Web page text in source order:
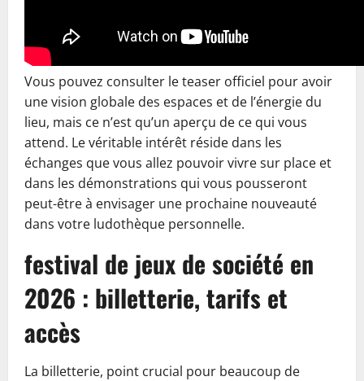
Vous pouvez consulter le teaser officiel pour avoir
une vision globale des espaces et de l’énergie du
lieu, mais ce n’est qu’un aperçu de ce qui vous
attend. Le véritable intérêt réside dans les
échanges que vous allez pouvoir vivre sur place et
dans les démonstrations qui vous pousseront
peut-être à envisager une prochaine nouveauté
dans votre ludothèque personnelle.
festival de jeux de société en
2026 : billetterie, tarifs et
accès
La billetterie, point crucial pour beaucoup de